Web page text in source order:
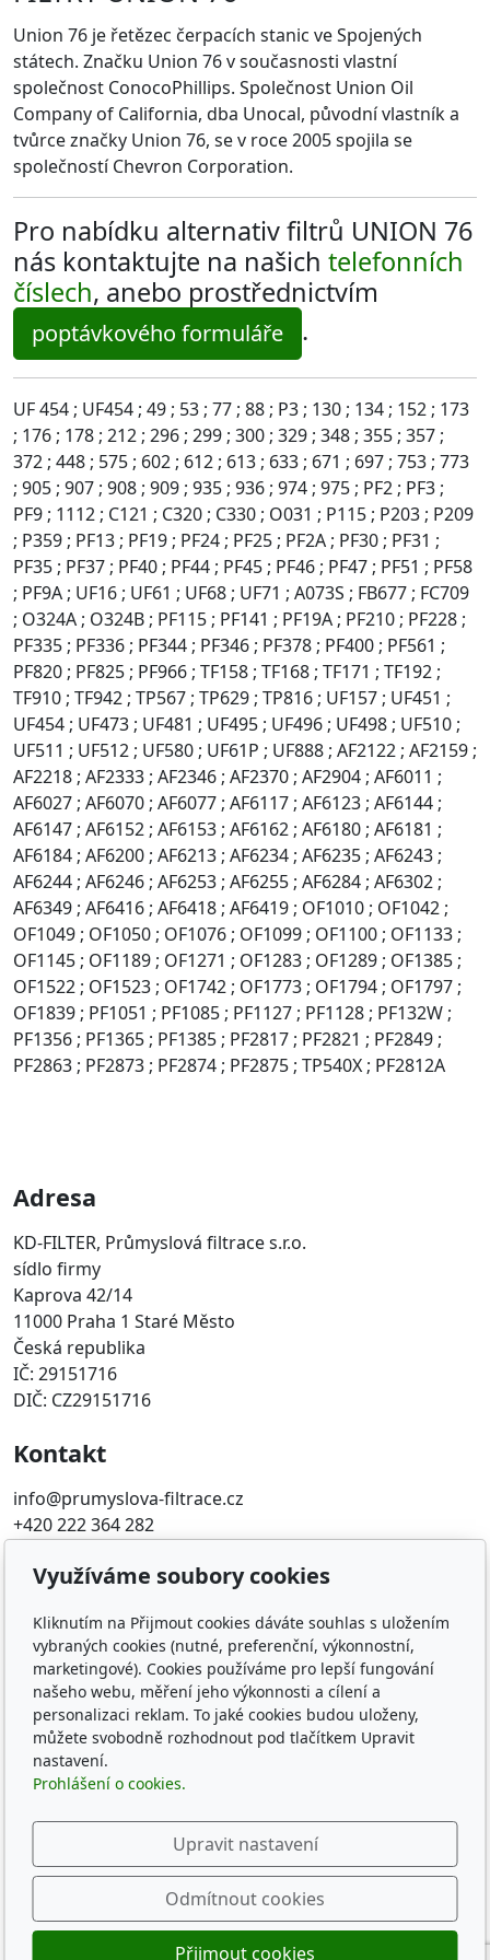
Union 76 je řetězec čerpacích stanic ve Spojených
státech. Značku Union 76 v současnosti vlastní
společnost ConocoPhillips. Společnost Union Oil
Company of California, dba Unocal, původní vlastník a
tvůrce značky Union 76, se v roce 2005 spojila se
společností Chevron Corporation.
Pro nabídku alternativ filtrů UNION 76
nás kontaktujte na našich telefonních
číslech, anebo prostřednictvím
poptávkového formuláře .
UF 454 ; UF454 ; 49 ; 53 ; 77 ; 88 ; P3 ; 130 ; 134 ; 152 ; 173
; 176 ; 178 ; 212 ; 296 ; 299 ; 300 ; 329 ; 348 ; 355 ; 357 ;
372 ; 448 ; 575 ; 602 ; 612 ; 613 ; 633 ; 671 ; 697 ; 753 ; 773
; 905 ; 907 ; 908 ; 909 ; 935 ; 936 ; 974 ; 975 ; PF2 ; PF3 ;
PF9 ; 1112 ; C121 ; C320 ; C330 ; O031 ; P115 ; P203 ; P209
; P359 ; PF13 ; PF19 ; PF24 ; PF25 ; PF2A ; PF30 ; PF31 ;
PF35 ; PF37 ; PF40 ; PF44 ; PF45 ; PF46 ; PF47 ; PF51 ; PF58
; PF9A ; UF16 ; UF61 ; UF68 ; UF71 ; A073S ; FB677 ; FC709
; O324A ; O324B ; PF115 ; PF141 ; PF19A ; PF210 ; PF228 ;
PF335 ; PF336 ; PF344 ; PF346 ; PF378 ; PF400 ; PF561 ;
PF820 ; PF825 ; PF966 ; TF158 ; TF168 ; TF171 ; TF192 ;
TF910 ; TF942 ; TP567 ; TP629 ; TP816 ; UF157 ; UF451 ;
UF454 ; UF473 ; UF481 ; UF495 ; UF496 ; UF498 ; UF510 ;
UF511 ; UF512 ; UF580 ; UF61P ; UF888 ; AF2122 ; AF2159 ;
AF2218 ; AF2333 ; AF2346 ; AF2370 ; AF2904 ; AF6011 ;
AF6027 ; AF6070 ; AF6077 ; AF6117 ; AF6123 ; AF6144 ;
AF6147 ; AF6152 ; AF6153 ; AF6162 ; AF6180 ; AF6181 ;
AF6184 ; AF6200 ; AF6213 ; AF6234 ; AF6235 ; AF6243 ;
AF6244 ; AF6246 ; AF6253 ; AF6255 ; AF6284 ; AF6302 ;
AF6349 ; AF6416 ; AF6418 ; AF6419 ; OF1010 ; OF1042 ;
OF1049 ; OF1050 ; OF1076 ; OF1099 ; OF1100 ; OF1133 ;
OF1145 ; OF1189 ; OF1271 ; OF1283 ; OF1289 ; OF1385 ;
OF1522 ; OF1523 ; OF1742 ; OF1773 ; OF1794 ; OF1797 ;
OF1839 ; PF1051 ; PF1085 ; PF1127 ; PF1128 ; PF132W ;
PF1356 ; PF1365 ; PF1385 ; PF2817 ; PF2821 ; PF2849 ;
PF2863 ; PF2873 ; PF2874 ; PF2875 ; TP540X ; PF2812A
Adresa
KD-FILTER, Průmyslová filtrace s.r.o.
sídlo firmy
Kaprova 42/14
11000 Praha 1 Staré Město
Česká republika
IČ: 29151716
DIČ: CZ29151716
Kontakt
info@prumyslova-filtrace.cz
+420 222 364 282
Oblíbené odkazy
Katalog filtrů MANN
KDFILTER.CZ
FILTR-FILTRY.CZ
FILTER-FILTERS.EU
Vyhledávání filtrů podle rozměru
Sledujte nás
© 2026KD-FILTER, Průmyslová filtrace s.r.o.
Běží nainPages AI
Využíváme soubory cookies
Kliknutím na Přijmout cookies dáváte souhlas s uložením
vybraných cookies (nutné, preferenční, výkonnostní,
marketingové). Cookies používáme pro lepší fungování
našeho webu, měření jeho výkonnosti a cílení a
personalizaci reklam. To jaké cookies budou uloženy,
můžete svobodně rozhodnout pod tlačítkem Upravit
nastavení.
Prohlášení o cookies.
Upravit nastavení
Odmítnout cookies
Přijmout cookies